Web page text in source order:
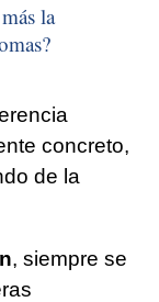
la
concreto,
de la
, siempre se